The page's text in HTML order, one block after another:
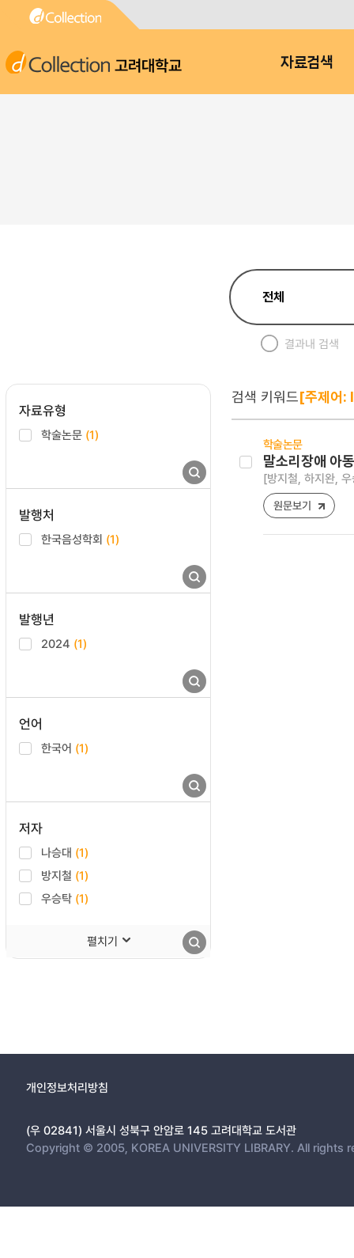
고려대학교 자료검색
결과내 검색
자료유형
학술논문 (1)
발행처
한국음성학회 (1)
발행년
2024 (1)
언어
한국어 (1)
저자
나승대 (1)
방지철 (1)
우승탁 (1)
펼치기
검색 키워드[주제어
학술논문
말소리장애 아
[방지철, 하지완,
원문보기
개인정보처리방침
(우 02841) 서울시 성북구 안암로 145 고려대학교 도서관
Copyright © 2005, KOREA UNIVERSITY LIBRARY. All rights